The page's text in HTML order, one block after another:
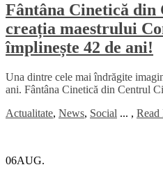
Fântâna Cinetică
creația maestrului
împlinește 42 de ani!
Una dintre cele mai îndrăgite
ani. Fântâna Cinetică din Centrul
Actualitate, News, Social ... , Read
06AUG.